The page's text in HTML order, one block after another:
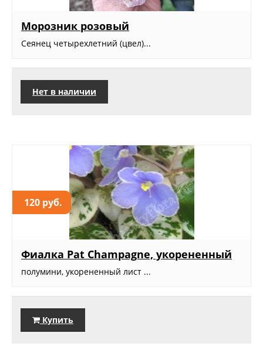
Морозник розовый
Сеянец четырехлетний (цвел)...
Нет в наличии
120 руб.
Фиалка Pat Champagne, укорененный
полумини, укорененный лист ...
Купить